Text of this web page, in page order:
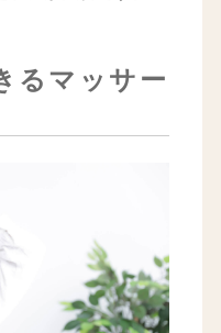
るマッサー